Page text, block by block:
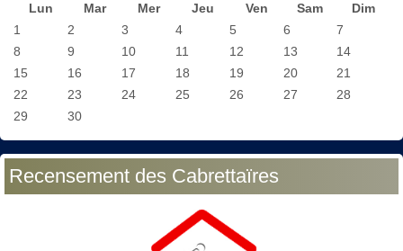
Lun
Mar Mer Jeu Ven Sam
Dim
1
2 3 4 5 6
7
8
9 10 11 12 13
14
15
16 17 18 19 20
21
22
23 24 25 26 27
28
29
30
Recensement des Cabrettaïres